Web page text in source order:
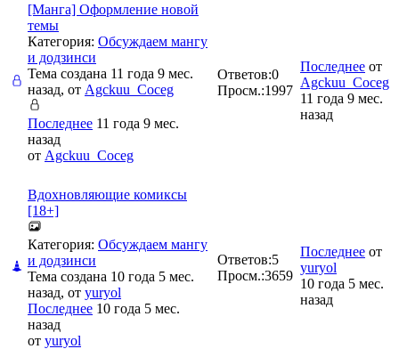
[Манга] Оформление новой
темы
Категория: Обсуждаем мангу
и додзинси
Тема создана 11 года 9 мес.
назад, от Agckuu_Coceg
Последнее 11 года 9 мес.
назад
от Agckuu_Coceg
Ответов:0
Просм.:1997
Последнее от
Agckuu_Coceg
11 года 9 мес.
назад
Вдохновляющие комиксы
[18+]
Категория: Обсуждаем мангу
и додзинси
Тема создана 10 года 5 мес.
назад, от yuryol
Последнее 10 года 5 мес.
назад
от yuryol
Ответов:5
Просм.:3659
Последнее от
yuryol
10 года 5 мес.
назад